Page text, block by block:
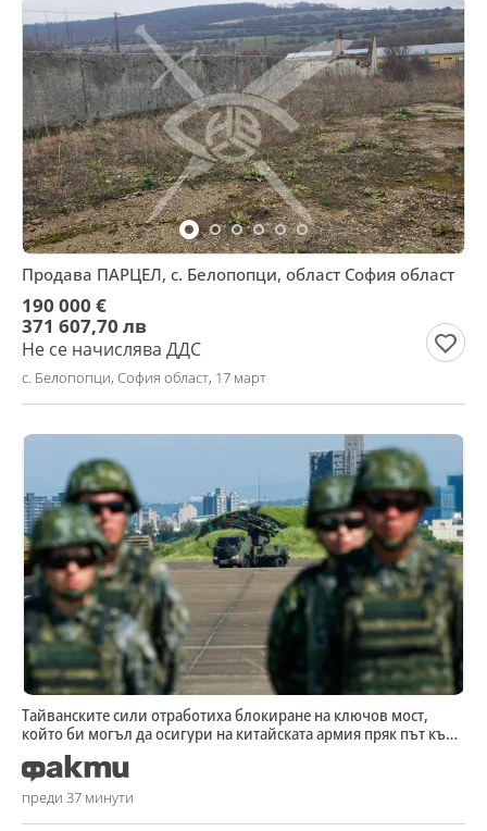
Продава ПАРЦЕЛ, с. Белопопци, област София област
190 000 €
371 607,70 лв
Не се начислява ДДС
с. Белопопци, София област, 17 март
Тайванските сили отработиха блокиране на ключов мост,
който би могъл да осигури на китайската армия пряк път към
столицата
преди 37 минути